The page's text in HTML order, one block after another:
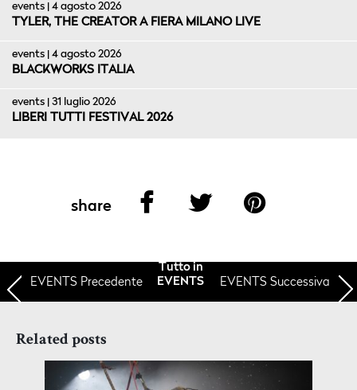
events | 4 agosto 2026
TYLER, THE CREATOR A FIERA MILANO LIVE
events | 4 agosto 2026
BLACKWORKS ITALIA
events | 31 luglio 2026
LIBERI TUTTI FESTIVAL 2026
share
EVENTS Precedente
Tutto in
EVENTS
EVENTS Successiva
Related posts